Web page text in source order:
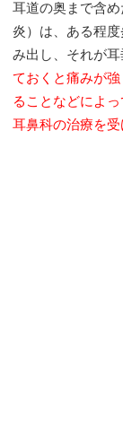
耳道の奥まで含
炎）は、ある程
み出し、それが耳
ておくと痛みが
ることなどによ
耳鼻科の治療を受